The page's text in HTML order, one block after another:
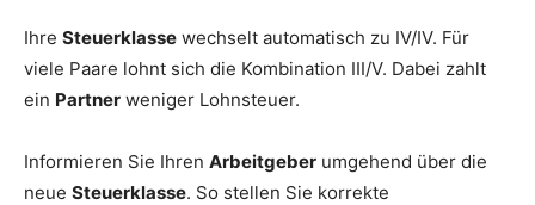
Ihre Steuerklasse wechselt automatisch zu IV/IV. Für
viele Paare lohnt sich die Kombination III/V. Dabei zahlt
ein Partner weniger Lohnsteuer.
Informieren Sie Ihren Arbeitgeber umgehend über die
neue Steuerklasse. So stellen Sie korrekte